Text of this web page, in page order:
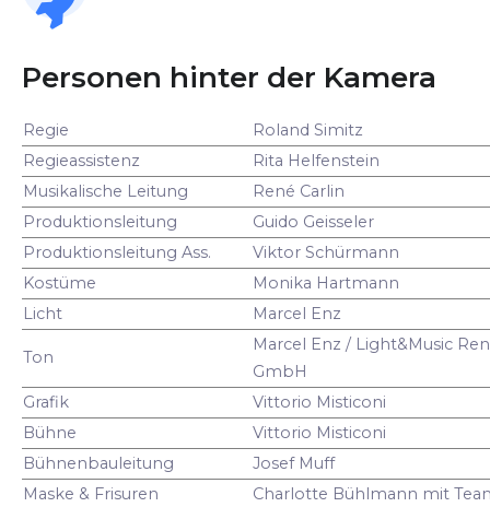
Personen hinter der Kamera
Regie
Roland Simitz
Regieassistenz
Rita Helfenstein
Musikalische Leitung
René Carlin
Produktionsleitung
Guido Geisseler
Produktionsleitung Ass.
Viktor Schürmann
Kostüme
Monika Hartmann
Licht
Marcel Enz
Ton
Marcel Enz / Light&Music
GmbH
Grafik
Vittorio Misticoni
Bühne
Vittorio Misticoni
Bühnenbauleitung
Josef Muff
Maske & Frisuren
Charlotte Bühlmann mit